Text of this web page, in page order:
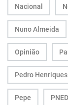
Nacional
Nuno Almeida
Opinião
Pedro Henriques
Pepe PNED